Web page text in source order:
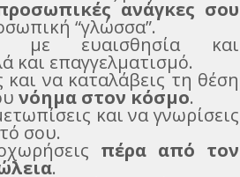
ανάγκες σου
“γλώσσα”.
με ευαισθησία και
και επαγγελματισμό.
να καταλάβεις τη θέση
νόημα στον κόσμο.
και να γνωρίσεις
σου.
πέρα από τον
.